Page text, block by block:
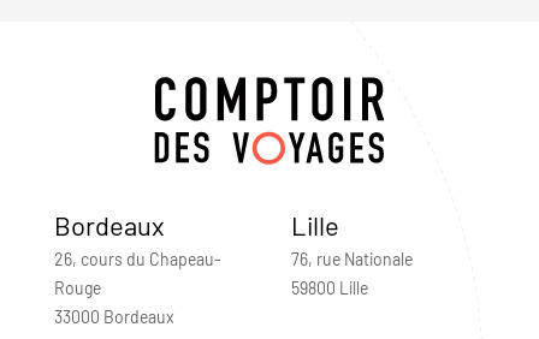
Bordeaux
26, cours du Chapeau-
Rouge
33000 Bordeaux
Lille
76, rue Nationale
59800 Lille